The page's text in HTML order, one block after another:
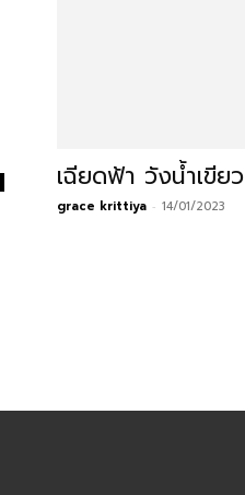
เฉียดฟ้า วังน้ำเขียว
grace krittiya - 14/01/2023